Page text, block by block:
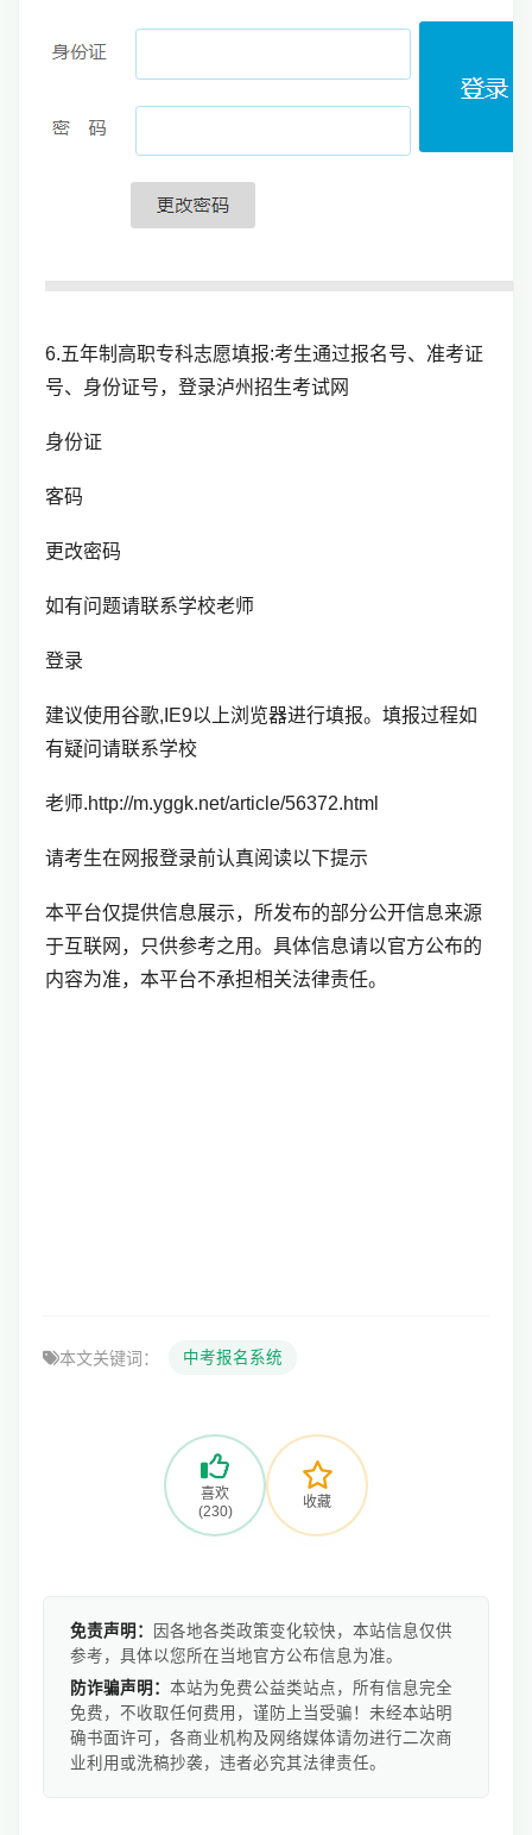
6.五年制高职专科志愿填报:考生通过报名号、准考证
号、身份证号，登录泸州招生考试网
身份证
客码
更改密码
如有问题请联系学校老师
登录
建议使用谷歌,IE9以上浏览器进行填报。填报过程如
有疑问请联系学校
老师.http://m.yggk.net/article/56372.html
请考生在网报登录前认真阅读以下提示
本平台仅提供信息展示，所发布的部分公开信息来源
于互联网，只供参考之用。具体信息请以官方公布的
内容为准，本平台不承担相关法律责任。
本文关键词： 中考报名系统
喜欢
(230)
收藏
免责声明：
因各地各类政策变化较快，本站信息仅供
参考，具体以您所在当地官方公布信息为准。
防诈骗声明： 本站为免费公益类站点，所有信息完全
免费，不收取任何费用，谨防上当受骗！未经本站明
确书面许可，各商业机构及网络媒体请勿进行二次商
业利用或洗稿抄袭，违者必究其法律责任。